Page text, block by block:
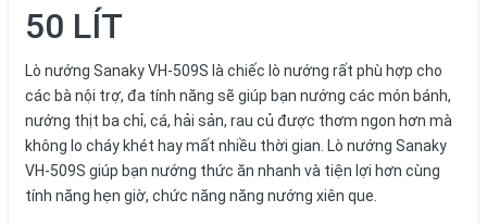
50 LÍT
Lò nướng Sanaky VH-509S là chiếc lò nướng rất phù hợp cho
các bà nội trợ, đa tính năng sẽ giúp bạn nướng các món bánh,
nướng thịt ba chỉ, cá, hải sản, rau củ được thơm ngon hơn mà
không lo cháy khét hay mất nhiều thời gian. Lò nướng Sanaky
VH-509S giúp bạn nướng thức ăn nhanh và tiện lợi hơn cùng
tính năng hẹn giờ, chức năng năng nướng xiên que.